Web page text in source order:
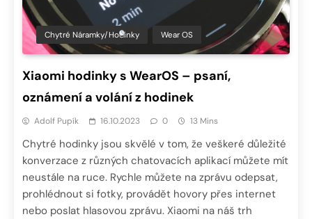
Chytré Náramky/hodinky Wear OS
Xiaomi hodinky s WearOS – psaní,
oznámení a volání z hodinek
Adolf Pupík 16.10.2023 0 13 Mins
Chytré hodinky jsou skvělé v tom, že veškeré důležité
konverzace z různých chatovacích aplikací můžete mít
neustále na ruce. Rychle můžete na zprávu odepsat,
prohlédnout si fotky, provádět hovory přes internet
nebo poslat hlasovou zprávu. Xiaomi na náš trh